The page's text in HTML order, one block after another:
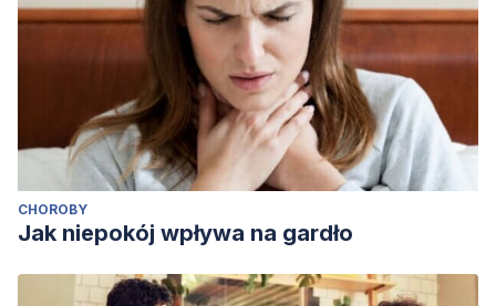
CHOROBY
Jak niepokój wpływa na gardło